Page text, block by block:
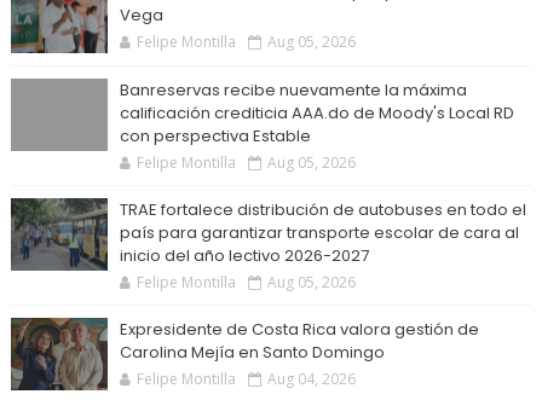
Vega
Felipe Montilla Aug 05, 2026
Banreservas recibe nuevamente la máxima
calificación crediticia AAA.do de Moody's Local RD
con perspectiva Estable
Felipe Montilla Aug 05, 2026
TRAE fortalece distribución de autobuses en todo el
país para garantizar transporte escolar de cara al
inicio del año lectivo 2026-2027
Felipe Montilla Aug 05, 2026
Expresidente de Costa Rica valora gestión de
Carolina Mejía en Santo Domingo
Felipe Montilla Aug 04, 2026